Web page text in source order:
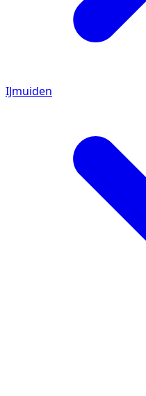
IJmuiden